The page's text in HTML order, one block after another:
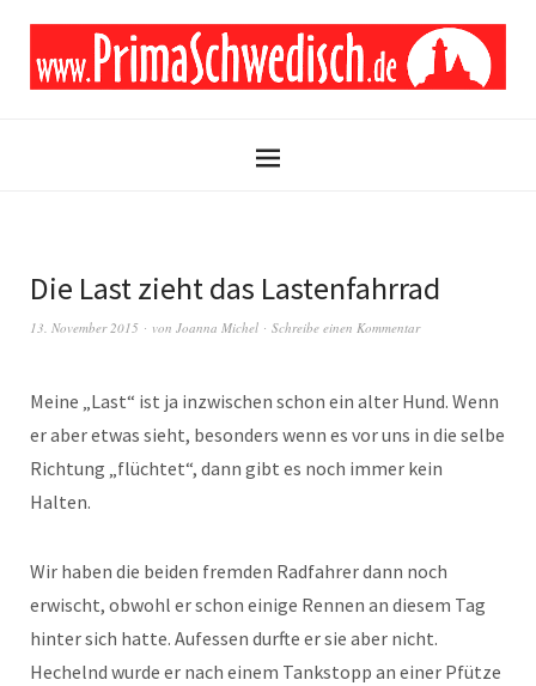
Die Last zieht das Lastenfahrrad
13. November 2015 von Joanna Michel Schreibe einen Kommentar
Meine „Last“ ist ja inzwischen schon ein alter Hund. Wenn
er aber etwas sieht, besonders wenn es vor uns in die selbe
Richtung „flüchtet“, dann gibt es noch immer kein
Halten.
Wir haben die beiden fremden Radfahrer dann noch
erwischt, obwohl er schon einige Rennen an diesem Tag
hinter sich hatte. Aufessen durfte er sie aber nicht.
Hechelnd wurde er nach einem Tankstopp an einer Pfütze